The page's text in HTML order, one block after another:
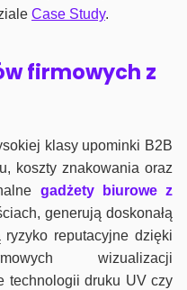
Case Study.
firmowych z
klasy upominki B2B
koszty znakowania oraz
gadżety biurowe z
generują doskonałą
reputacyjne dzięki
wizualizacji
technologii druku UV czy